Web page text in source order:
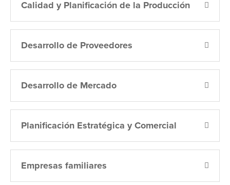
Calidad y Planificación de la Producción
Desarrollo de Proveedores
Desarrollo de Mercado
Planificación Estratégica y Comercial
Empresas familiares